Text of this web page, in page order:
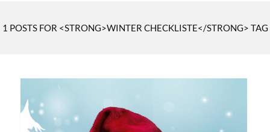
1 POSTS FOR <STRONG>WINTER CHECKLISTE</STRONG> TAG